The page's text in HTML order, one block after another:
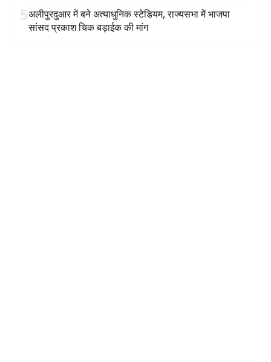
5अलीपुरदुआर में बने अत्याधुनिक स्टेडियम, राज्यसभा में भाजपा
सांसद प्रकाश चिक बड़ाईक की मांग